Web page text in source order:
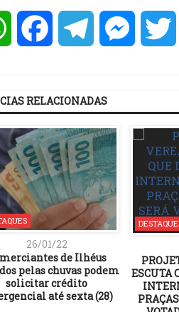
WhatsAppFacebookTelegram
RELACIONADAS
26/01/22
de Ilhéus
pelas chuvas podem
solicitar crédito
até sexta (28)
ESCUTA